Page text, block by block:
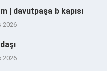
| davutpaşa b kapısı
2026
2026